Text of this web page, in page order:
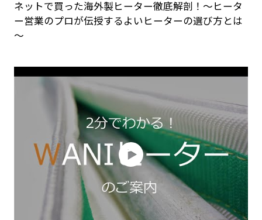
ネットで買った海外製ヒーター徹底解剖！～ヒータ
ー営業のプロが伝授するよいヒーターの選び方とは
～